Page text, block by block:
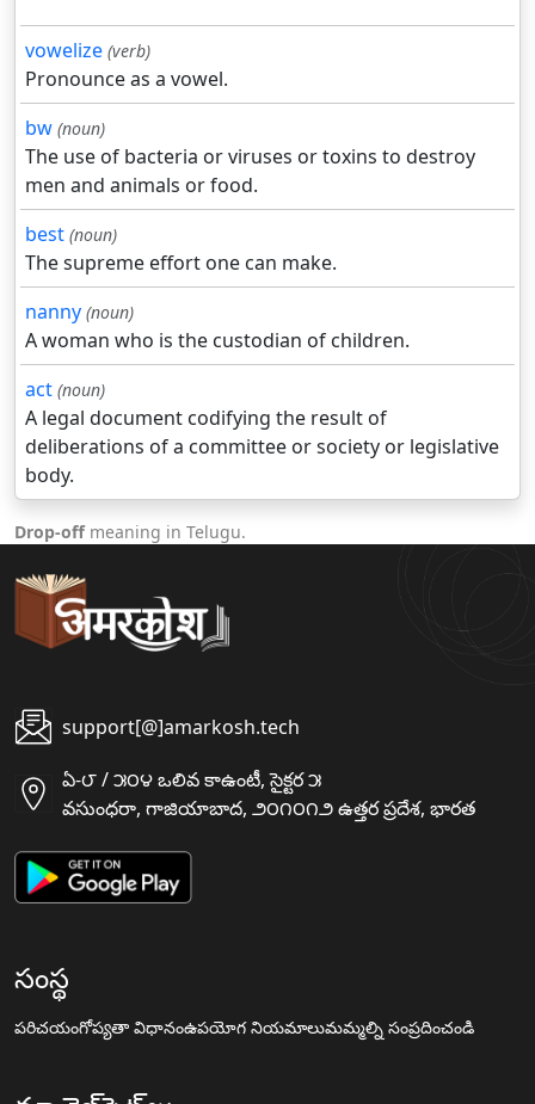
vowelize (verb)
Pronounce as a vowel.
bw (noun)
The use of bacteria or viruses or toxins to destroy
men and animals or food.
best (noun)
The supreme effort one can make.
nanny (noun)
A woman who is the custodian of children.
act (noun)
A legal document codifying the result of
deliberations of a committee or society or legislative
body.
Drop-offmeaning in Telugu.
support[@]amarkosh.tech
ఏ-౮ / ౫౦౪ ఒలివ కాఉంటీ, సైక్టర ౫
వసుంధరా, గాజియాబాద, ౨౦౧౦౧౨ ఉత్తర ప్రదేశ, భారత
సంస్థ
పరిచయంగోప్యతా విధానంఉపయోగ నియమాలుమమ్మల్ని సంప్రదించండి